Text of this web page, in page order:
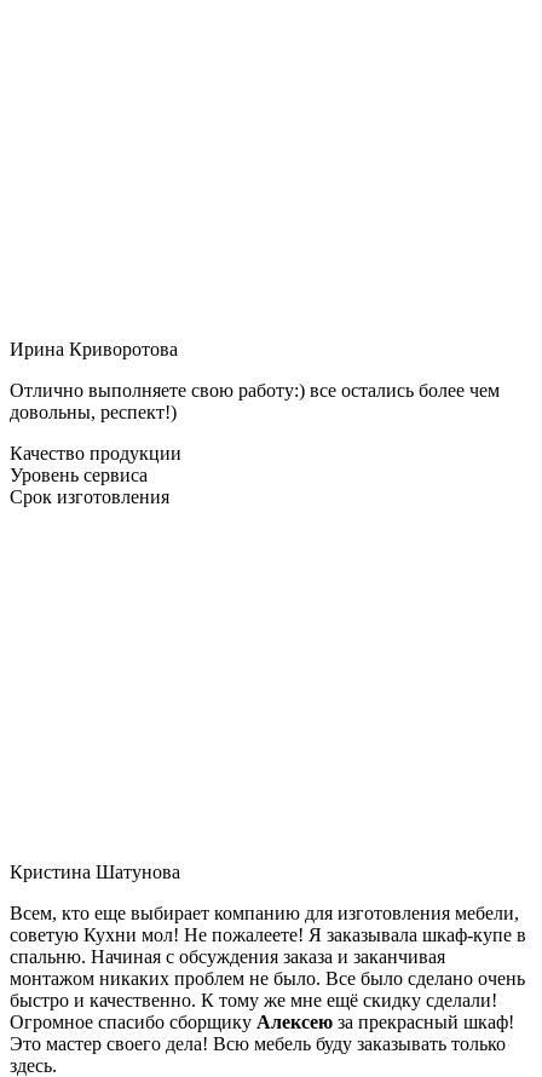
Ирина Криворотова
Отлично выполняете свою работу:) все остались более чем
довольны, респект!)
Качество продукции
Уровень сервиса
Срок изготовления
Кристина Шатунова
Всем, кто еще выбирает компанию для изготовления мебели,
советую Кухни мол! Не пожалеете! Я заказывала шкаф-купе в
спальню. Начиная с обсуждения заказа и заканчивая
монтажом никаких проблем не было. Все было сделано очень
быстро и качественно. К тому же мне ещё скидку сделали!
Огромное спасибо сборщику Алексею за прекрасный шкаф!
Это мастер своего дела! Всю мебель буду заказывать только
здесь.